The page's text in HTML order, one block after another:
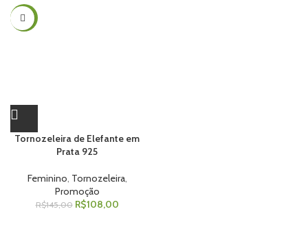
-26%
Tornozeleira de Elefante em
Prata 925
Feminino, Tornozeleira,
Promoção
R$145,00 R$108,00